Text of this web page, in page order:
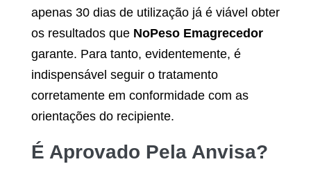
apenas 30 dias de utilização já é viável obter
os resultados que NoPeso Emagrecedor
garante. Para tanto, evidentemente, é
indispensável seguir o tratamento
corretamente em conformidade com as
orientações do recipiente.
É Aprovado Pela Anvisa?